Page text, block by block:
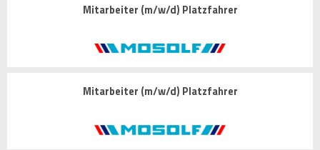
Mitarbeiter (m/w/d) Platzfahrer
Mitarbeiter (m/w/d) Platzfahrer